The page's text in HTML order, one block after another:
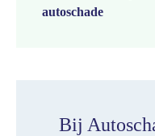
autoschade
Bij